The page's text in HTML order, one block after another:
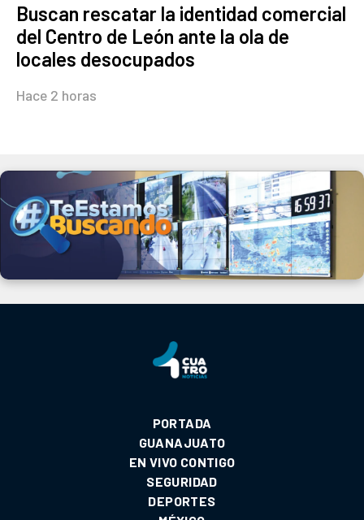
Buscan rescatar la identidad comercial
del Centro de León ante la ola de
locales desocupados
Hace 2 horas
PORTADA
GUANAJUATO
EN VIVO CONTIGO
SEGURIDAD
DEPORTES